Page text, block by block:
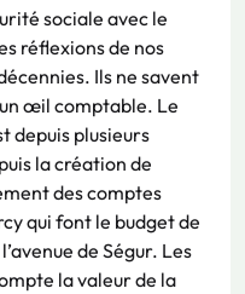
sociale avec le
réflexions de nos
Ils ne savent
œil comptable. Le
depuis plusieurs
la création de
des comptes
qui font le budget de
de Ségur. Les
la valeur de la